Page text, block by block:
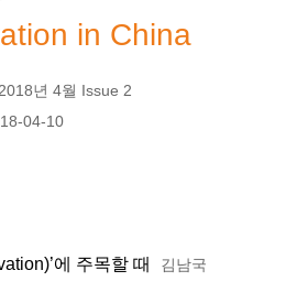
in China
년 4월 Issue 2
04-10
에 주목할 때 김남국